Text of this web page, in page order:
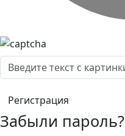
Забыли пароль?